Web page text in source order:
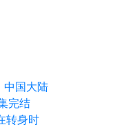
中国大陆
完结
转身时